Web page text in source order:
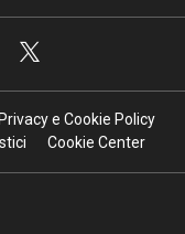
Privacy e Cookie Policy
Cookie Center